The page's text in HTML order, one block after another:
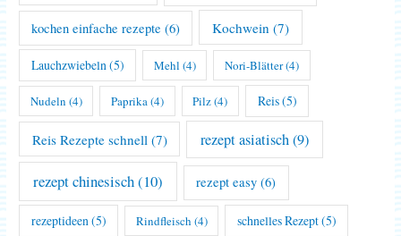
kochen einfache rezepte (6) Kochwein (7)
Lauchzwiebeln(5) Mehl (4) Nori-Blätter(4)
Nudeln (4) Paprika(4) Pilz(4) Reis(5)
Reis Rezepte schnell (7) rezept asiatisch(9)
rezept chinesisch(10) rezept easy (6)
rezeptideen (5) Rindfleisch (4) schnelles Rezept(5)